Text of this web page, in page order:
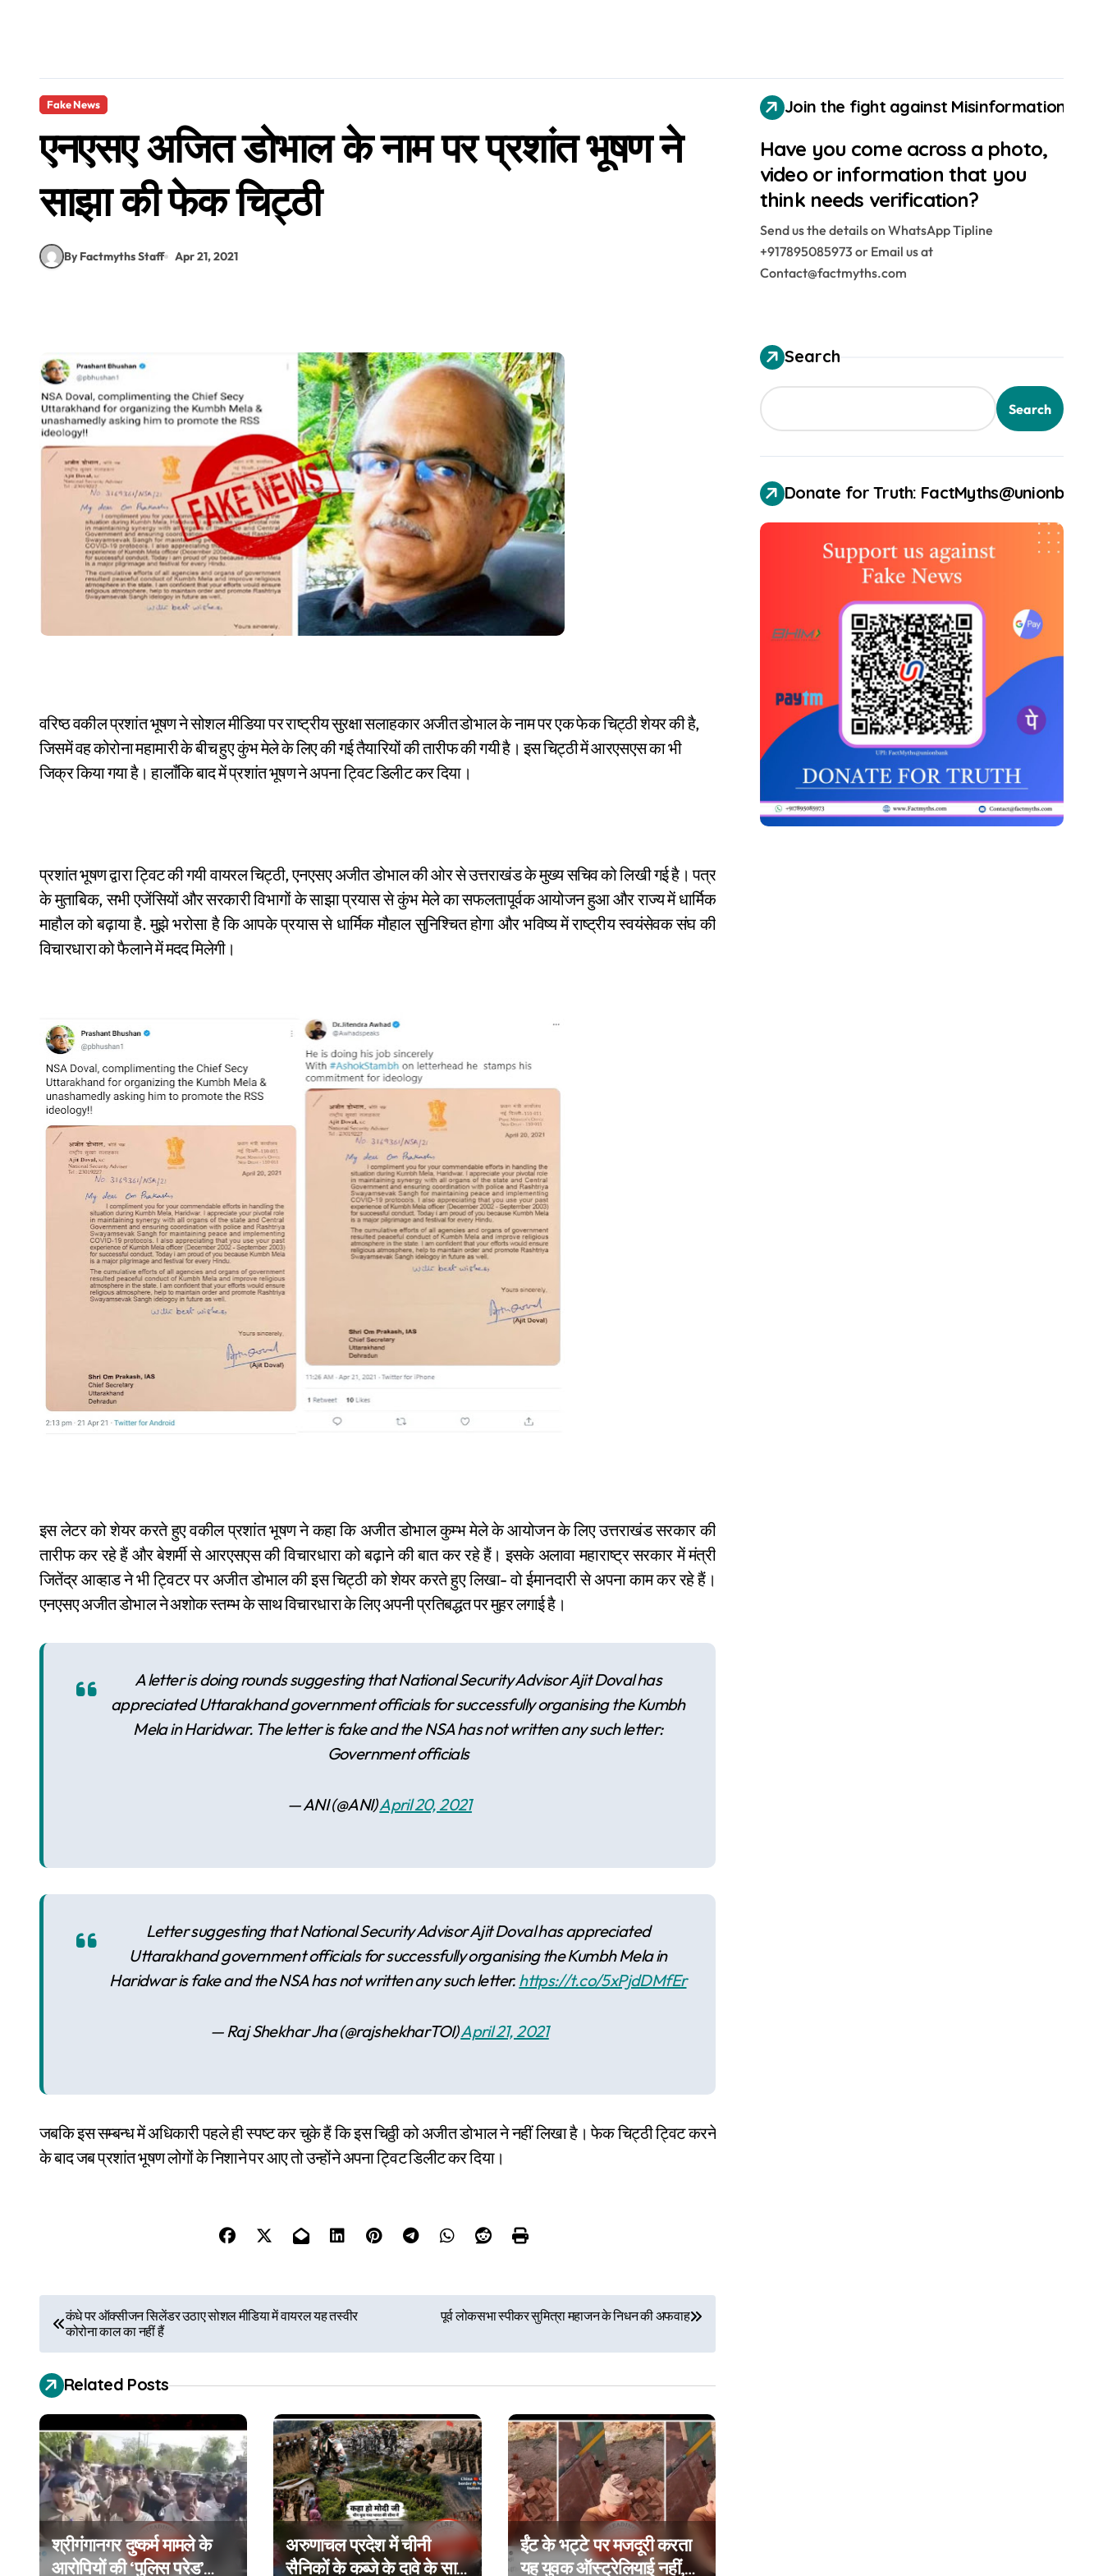
Fake News
एनएसए अजित डोभाल के नाम पर प्रशांत भूषण ने
साझा की फेक चिट्ठी
By Factmyths Staff Apr 21, 2021
वरिष्ठ वकील प्रशांत भूषण ने सोशल मीडिया पर राष्ट्रीय सुरक्षा सलाहकार अजीत डोभाल के नाम पर एक फेक चिट्ठी शेयर की है,
जिसमें वह कोरोना महामारी के बीच हुए कुंभ मेले के लिए की गई तैयारियों की तारीफ की गयी है। इस चिट्ठी में आरएसएस का भी
जिक्र किया गया है। हालाँकि बाद में प्रशांत भूषण ने अपना ट्विट डिलीट कर दिया।
प्रशांत भूषण द्वारा ट्विट की गयी वायरल चिट्ठी, एनएसए अजीत डोभाल की ओर से उत्तराखंड के मुख्य सचिव को लिखी गई है। पत्र
के मुताबिक, सभी एजेंसियों और सरकारी विभागों के साझा प्रयास से कुंभ मेले का सफलतापूर्वक आयोजन हुआ और राज्य में धार्मिक
माहौल को बढ़ाया है. मुझे भरोसा है कि आपके प्रयास से धार्मिक मौहाल सुनिश्चित होगा और भविष्य में राष्ट्रीय स्वयंसेवक संघ की
विचारधारा को फैलाने में मदद मिलेगी।
इस लेटर को शेयर करते हुए वकील प्रशांत भूषण ने कहा कि अजीत डोभाल कुम्भ मेले के आयोजन के लिए उत्तराखंड सरकार की
तारीफ कर रहे हैं और बेशर्मी से आरएसएस की विचारधारा को बढ़ाने की बात कर रहे हैं। इसके अलावा महाराष्ट्र सरकार में मंत्री
जितेंद्र आव्हाड ने भी ट्विटर पर अजीत डोभाल की इस चिट्ठी को शेयर करते हुए लिखा- वो ईमानदारी से अपना काम कर रहे हैं।
एनएसए अजीत डोभाल ने अशोक स्तम्भ के साथ विचारधारा के लिए अपनी प्रतिबद्धत पर मुहर लगाई है।
A letter is doing rounds suggesting that National Security Advisor Ajit Doval has
appreciated Uttarakhand government officials for successfully organising the Kumbh
Mela in Haridwar. The letter is fake and the NSA has not written any such letter:
Government officials
— ANI (@ANI)April 20, 2021
Letter suggesting that National Security Advisor Ajit Doval has appreciated
Uttarakhand government officials for successfully organising the Kumbh Mela in
Haridwar is fake and the NSA has not written any such letter. https://t.co/5xPjdDMfEr
— Raj Shekhar Jha (@rajshekharTOI)April 21, 2021
जबकि इस सम्बन्ध में अधिकारी पहले ही स्पष्ट कर चुके हैं कि इस चिठ्ठी को अजीत डोभाल ने नहीं लिखा है। फेक चिट्ठी ट्विट करने
के बाद जब प्रशांत भूषण लोगों के निशाने पर आए तो उन्होंने अपना ट्विट डिलीट कर दिया।
o
s
t
n
a
v
i
कंधे पर ऑक्सीजन सिलेंडर उठाए सोशल मीडिया में वायरल यह तस्वीर
कोरोना काल का नहीं हैं
पूर्व लोकसभा स्पीकर सुमित्रा महाजन के निधन की अफवाह
Related Posts
श्रीगंगानगर दुष्कर्म मामले के
आरोपियों की ‘पुलिस परेड’
अरुणाचल प्रदेश में चीनी
सैनिकों के कब्जे के दावे के साथ
ईंट के भट्टे पर मजदूरी करता
यह युवक ऑस्ट्रेलियाई नहीं,
Join the fight against Misinformation
Have you come across a photo,
video or information that you
think needs verification?
Send us the details on WhatsApp Tipline
+917895085973 or Email us at
Contact@factmyths.com
Search
Search
Donate for Truth: FactMyths@unionbank